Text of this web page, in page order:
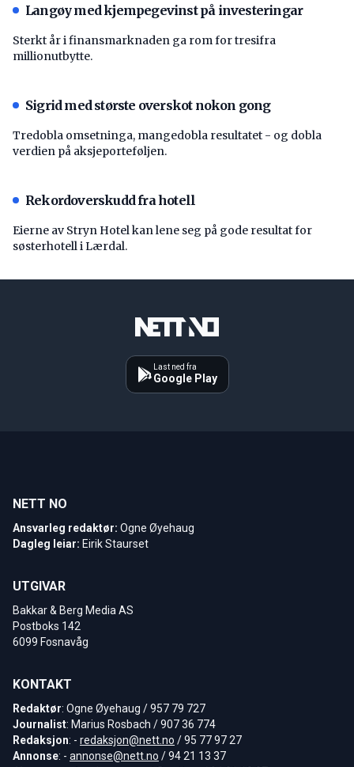
Langøy med kjempegevinst på investeringar
Sterkt år i finansmarknaden ga rom for tresifra
millionutbytte.
Sigrid med største overskot nokon gong
Tredobla omsetninga, mangedobla resultatet - og dobla
verdien på aksjeporteføljen.
Rekordoverskudd fra hotell
Eierne av Stryn Hotel kan lene seg på gode resultat for
søsterhotell i Lærdal.
Last ned fra
Google Play
NETT NO
Ansvarleg redaktør: Ogne Øyehaug
Dagleg leiar: Eirik Staurset
UTGIVAR
Bakkar & Berg Media AS
Postboks 142
6099 Fosnavåg
KONTAKT
Redaktør: Ogne Øyehaug / 957 79 727
Journalist: Marius Rosbach / 907 36 774
Redaksjon: - redaksjon@nett.no / 95 77 97 27
Annonse: - annonse@nett.no / 94 21 13 37